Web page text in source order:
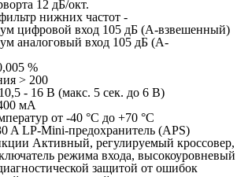
12 дБ/окт.
нижних частот -
цифровой вход 105 дБ (A-взвешенный)
аналоговый вход 105 дБ (A-
%
> 200
- 16 В (макс. 5 сек. до 6 В)
мА
от -40 °C до +70 °C
A LP-Mini-предохранитель (APS)
Активный, регулируемый кроссовер,
режима входа, высокоуровневый
защитой от ошибок